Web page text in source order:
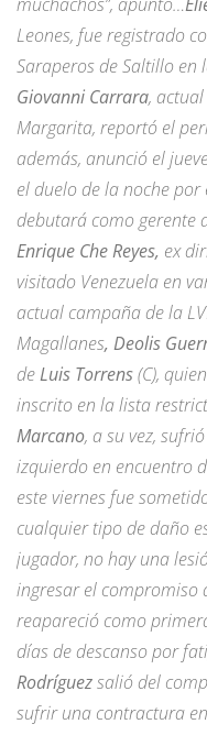
Leones, fue registrado
Saraperos de Saltillo en
Giovanni Carrara,
Margarita, reportó el
además, anunció el
el duelo de la noche por
debutará como gerente
Enrique Che Reyes, ex
visitado Venezuela en
actual campaña de la
Magallanes, Deolis
deLuis Torrens(C),
inscrito en la lista
Marcano, a su vez,
izquierdo en encuentro
este viernes fue
cualquier tipo de daño
jugador, no hay una
ingresar el compromiso
reapareció como
días de descanso por
Rodríguezsalió del
sufrir una contractura